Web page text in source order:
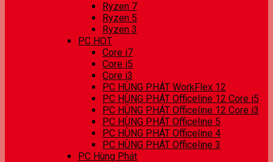
Ryzen 7
Ryzen 5
Ryzen 3
PC HOT
Core i7
Core i5
Core i3
PC HÙNG PHÁT WorkFlex 12
PC HÙNG PHÁT Officeline 12 Core i5
PC HÙNG PHÁT Officeline 12 Core i3
PC HÙNG PHÁT Officeline 5
PC HÙNG PHÁT Officeline 4
PC HÙNG PHÁT Officeline 3
PC Hùng Phát